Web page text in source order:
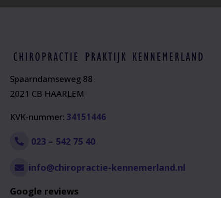
Spaarndamseweg 88
2021 CB HAARLEM
KVK-nummer: 34151446
023 – 542 75 40
info@chiropractie-kennemerland.nl
Google reviews